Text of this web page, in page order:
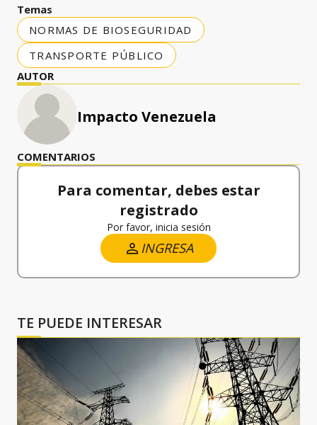
Temas
NORMAS DE BIOSEGURIDAD
TRANSPORTE PÚBLICO
AUTOR
Impacto Venezuela
COMENTARIOS
Para comentar, debes estar
registrado
Por favor, inicia sesión
INGRESA
TE PUEDE INTERESAR